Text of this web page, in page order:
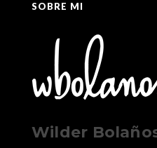
SOBRE MI
Wilder